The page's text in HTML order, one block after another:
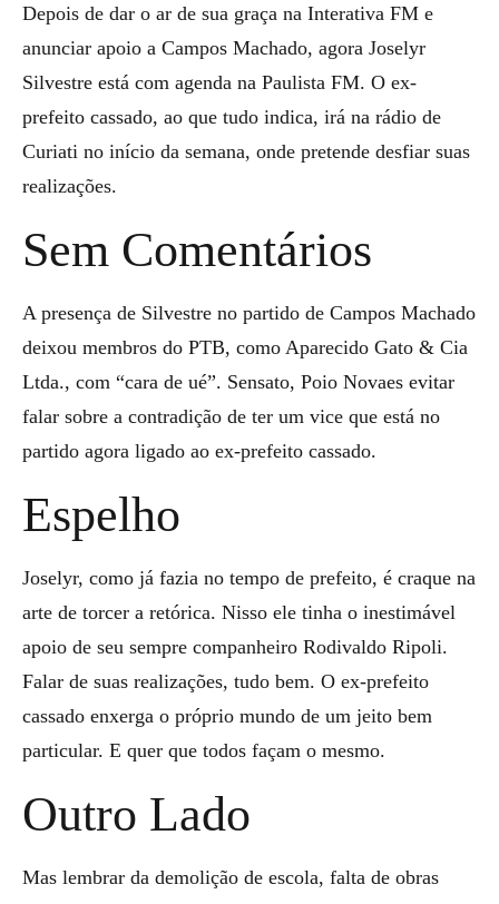
Depois de dar o ar de sua graça na Interativa FM e
anunciar apoio a Campos Machado, agora Joselyr
Silvestre está com agenda na Paulista FM. O ex-
prefeito cassado, ao que tudo indica, irá na rádio de
Curiati no início da semana, onde pretende desfiar suas
realizações.
Sem Comentários
A presença de Silvestre no partido de Campos Machado
deixou membros do PTB, como Aparecido Gato & Cia
Ltda., com “cara de ué”. Sensato, Poio Novaes evitar
falar sobre a contradição de ter um vice que está no
partido agora ligado ao ex-prefeito cassado.
Espelho
Joselyr, como já fazia no tempo de prefeito, é craque na
arte de torcer a retórica. Nisso ele tinha o inestimável
apoio de seu sempre companheiro Rodivaldo Ripoli.
Falar de suas realizações, tudo bem. O ex-prefeito
cassado enxerga o próprio mundo de um jeito bem
particular. E quer que todos façam o mesmo.
Outro Lado
Mas lembrar da demolição de escola, falta de obras